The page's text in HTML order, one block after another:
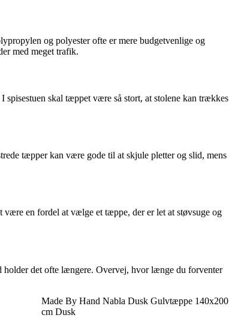
og polyester ofte er mere budgetvenlige og
med meget trafik.
skal tæppet være så stort, at stolene kan trækkes
tæpper kan være gode til at skjule pletter og slid, mens
en fordel at vælge et tæppe, der er let at støvsuge og
det ofte længere. Overvej, hvor længe du forventer
Made By Hand Nabla Dusk Gulvtæppe 140x200
cm Dusk